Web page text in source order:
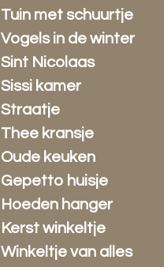
Tuin met schuurtje
Vogels in de winter
Sint Nicolaas
Sissi kamer
Straatje
Thee kransje
Oude keuken
Gepetto huisje
Hoeden hanger
Kerst winkeltje
Winkeltje van alles